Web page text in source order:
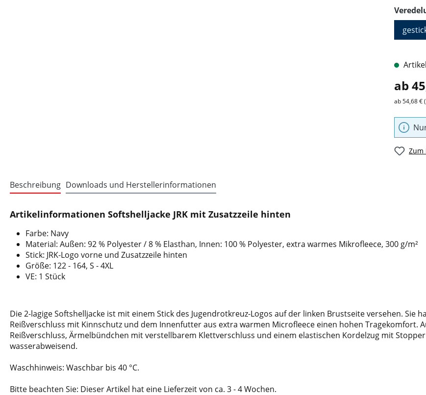
ab
ab 54,68 €
Zum
Beschreibung Downloads und Herstellerinformationen
Artikelinformationen Softshelljacke JRK mit Zusatzzeile hinten
Farbe: Navy
Material: Außen: 92 % Polyester / 8 % Elasthan, Innen: 100 % Polyester, extra warmes Mikrofleece, 300 g/m²
Stick: JRK-Logo vorne und Zusatzzeile hinten
Größe: 122 - 164, S - 4XL
VE: 1 Stück
Die 2-lagige Softshelljacke ist mit einem Stick des Jugendrotkreuz-Logos auf der linken Brustseite versehen.
Reißverschluss mit Kinnschutz und dem Innenfutter aus extra warmen Microfleece einen hohen Tragekomfort.
Reißverschluss, Ärmelbündchen mit verstellbarem Klettverschluss und einem elastischen Kordelzug mit
wasserabweisend.
Waschhinweis: Waschbar bis 40 °C.
Bitte beachten Sie: Dieser Artikel hat eine Lieferzeit von ca. 3 - 4 Wochen.